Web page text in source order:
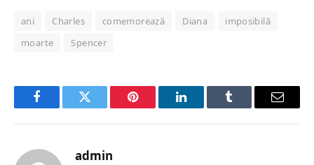
ani Charles comemorează Diana
imposibilă
moarte
Spencer
FacebookTwitter Pinterest LinkedInTumblr Email
admin